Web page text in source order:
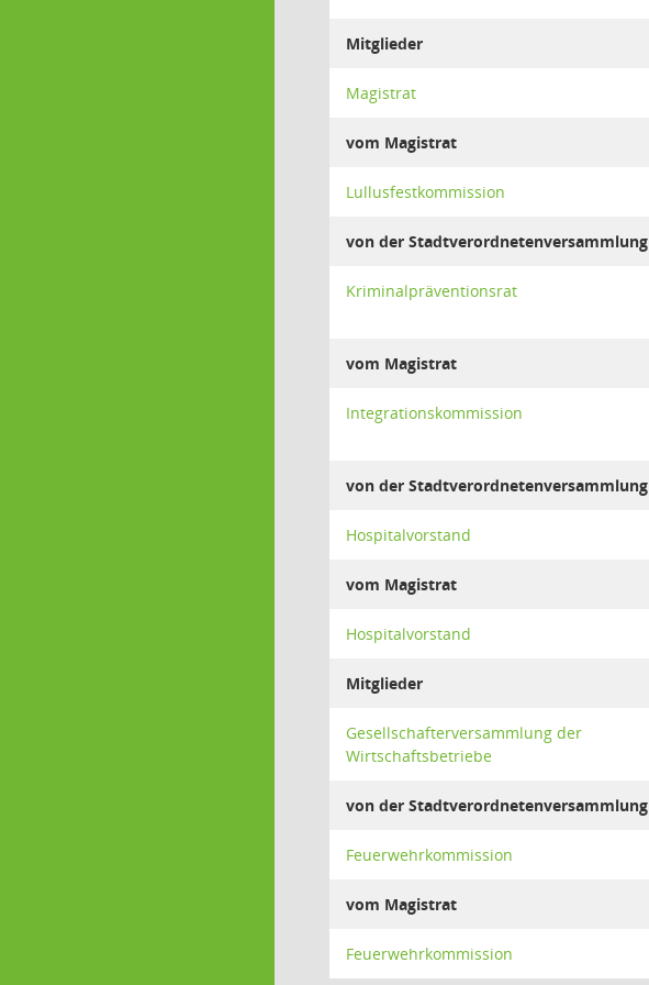
Mitglieder
Magistrat
vom Magistrat
Lullusfestkommission
von der Stadtverordnetenversammlung
Kriminalpräventionsrat
vom Magistrat
Integrationskommission
von der Stadtverordnetenversammlung
Hospitalvorstand
vom Magistrat
Hospitalvorstand
Mitglieder
Gesellschafterversammlung der
Wirtschaftsbetriebe
von der Stadtverordnetenversammlung
Feuerwehrkommission
vom Magistrat
Feuerwehrkommission